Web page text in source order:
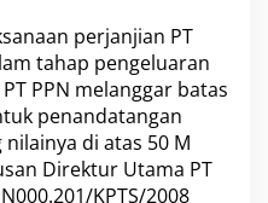
perjanjian PT
tahap pengeluaran
PPN melanggar batas
penandatangan
di atas 50 M
Direktur Utama PT
KPTS/2008